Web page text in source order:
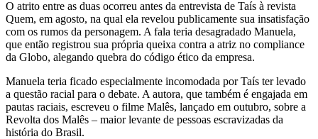
O atrito entre as duas ocorreu antes da entrevista de Taís à revista
Quem, em agosto, na qual ela revelou publicamente sua insatisfação
com os rumos da personagem. A fala teria desagradado Manuela,
que então registrou sua própria queixa contra a atriz no compliance
da Globo, alegando quebra do código ético da empresa.
Manuela teria ficado especialmente incomodada por Taís ter levado
a questão racial para o debate. A autora, que também é engajada em
pautas raciais, escreveu o filme Malês, lançado em outubro, sobre a
Revolta dos Malês – maior levante de pessoas escravizadas da
história do Brasil.